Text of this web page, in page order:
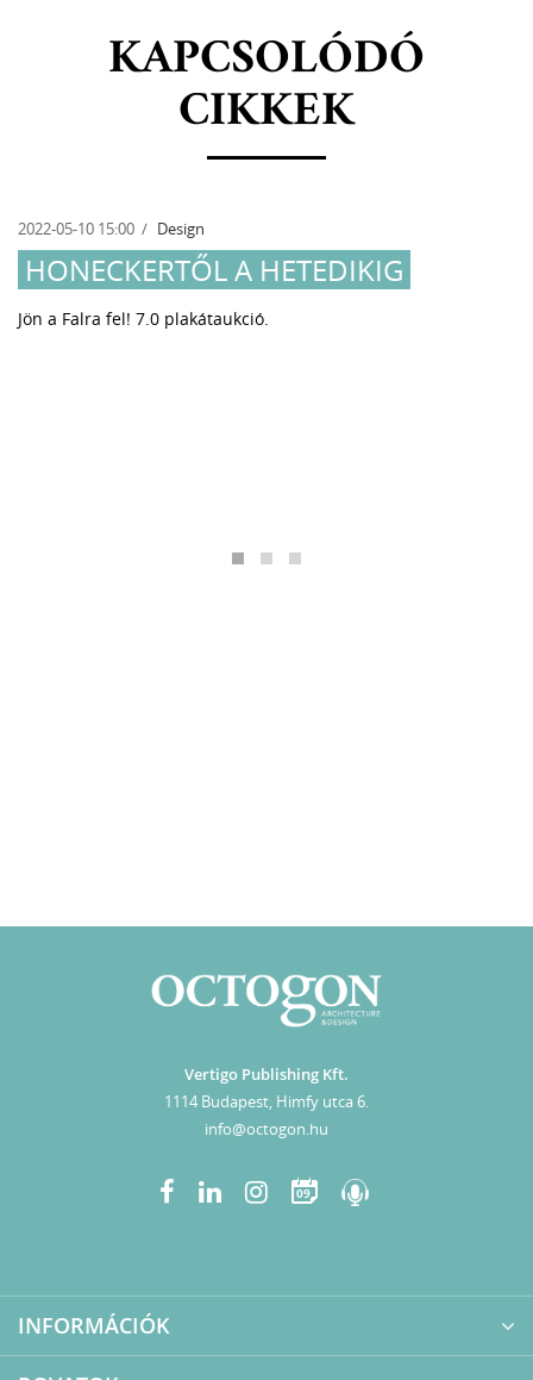
KAPCSOLÓDÓ
CIKKEK
2022-05-10 15:00 Design
HONECKERTŐL A HETEDIKIG
Jön a Falra fel! 7.0 plakátaukció.
Vertigo Publishing Kft.
1114 Budapest, Himfy utca 6.
info@octogon.hu
09
INFORMÁCIÓK